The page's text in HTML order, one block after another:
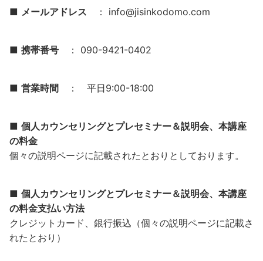
■ メールアドレス ： info@jisinkodomo.com
■ 携帯番号 ： 090-9421-0402
■ 営業時間 ： 平日9:00-18:00
■ 個人カウンセリングとプレセミナー＆説明会、本講座
の料金
個々の説明ページに記載されたとおりとしております。
■ 個人カウンセリングとプレセミナー＆説明会、本講座
の料金支払い方法
クレジットカード、銀行振込（個々の説明ページに記載さ
れたとおり）